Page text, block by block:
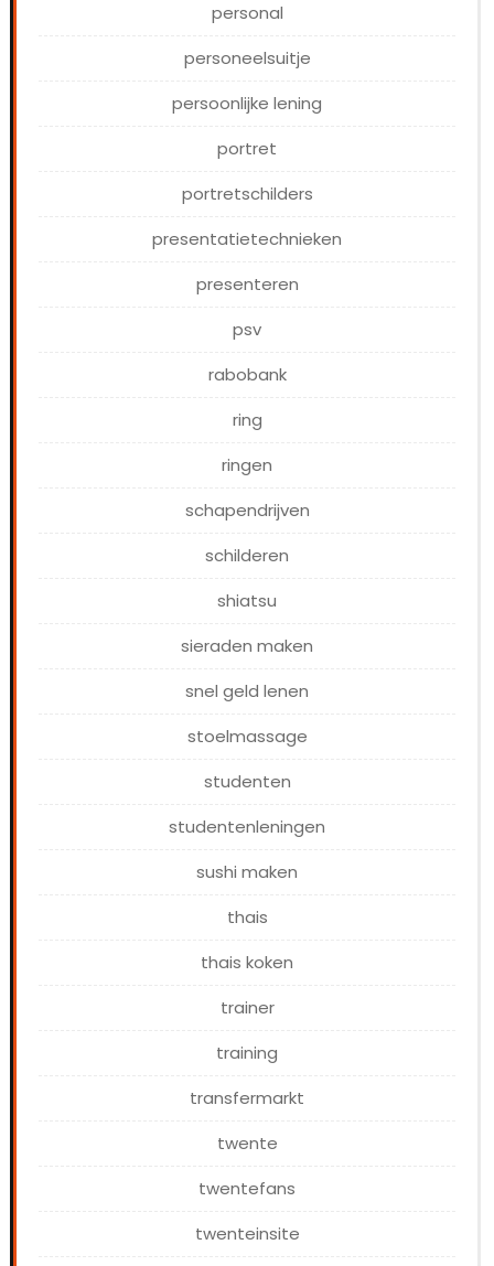
personal
personeelsuitje
persoonlijke lening
portret
portretschilders
presentatietechnieken
presenteren
psv
rabobank
ring
ringen
schapendrijven
schilderen
shiatsu
sieraden maken
snel geld lenen
stoelmassage
studenten
studentenleningen
sushi maken
thais
thais koken
trainer
training
transfermarkt
twente
twentefans
twenteinsite